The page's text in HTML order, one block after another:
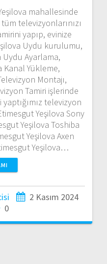
mahallesinde
televizyonlarınızı
yapıp, evinize
Uydu kurulumu,
Uydu Ayarlama,
Kanal Yükleme,
Montajı,
Tamiri işlerinde
yaptığımız televizyon
Yeşilova Sony
Yeşilova Toshiba
Yeşilova Axen
Yeşilova…
2 Kasım 2024
0